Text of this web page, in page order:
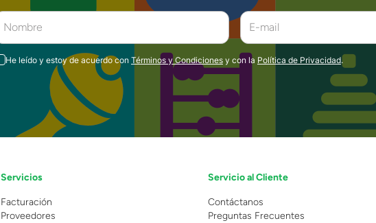
He leído y estoy de acuerdo con Términos y Condiciones y con la Política de Privacidad.
Servicios
Facturación
Proveedores
Servicio al Cliente
Contáctanos
Preguntas Frecuentes